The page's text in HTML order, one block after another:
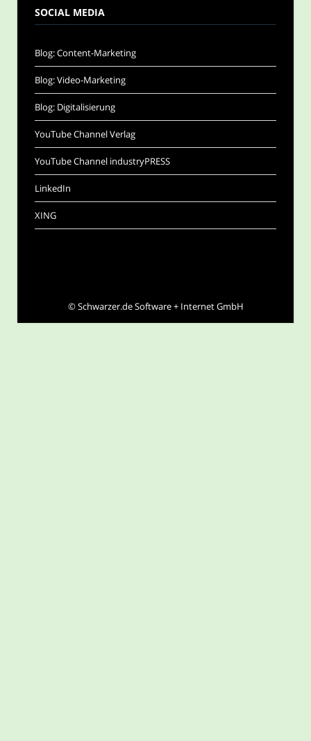
SOCIAL MEDIA
Blog: Content-Marketing
Blog: Video-Marketing
Blog: Digitalisierung
YouTube Channel Verlag
YouTube Channel industryPRESS
LinkedIn
XING
©Schwarzer.de Software + Internet GmbH